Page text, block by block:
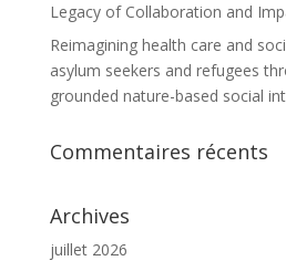
Legacy of Collaboration and
Reimagining health care and
asylum seekers and refugees
grounded nature-based social
Commentaires récents
Archives
juillet 2026